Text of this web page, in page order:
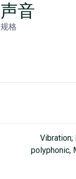
声音
规格
Vibration;
polyphonic,